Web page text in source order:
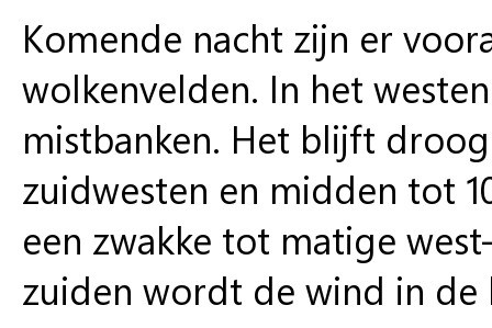
Komende nacht zijn er
wolkenvelden. In het
mistbanken. Het blijft
zuidwesten en midden tot
een zwakke tot matige
zuiden wordt de wind in de